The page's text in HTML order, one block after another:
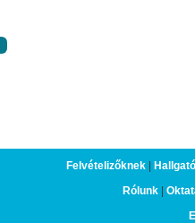
Felvételizőknek|
Rólunk|